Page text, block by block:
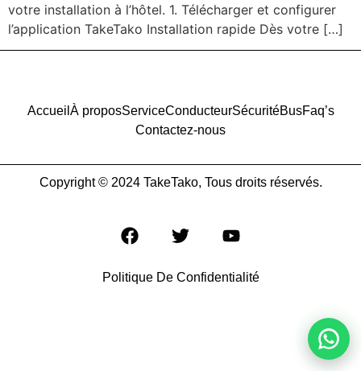
votre installation à l’hôtel. 1. Télécharger et configurer
l’application TakeTako Installation rapide Dès votre […]
Accueil À proposServiceConducteurSécuritéBusFaq’s
Contactez-nous
Copyright © 2024 TakeTako, Tous droits réservés.
Politique De Confidentialité